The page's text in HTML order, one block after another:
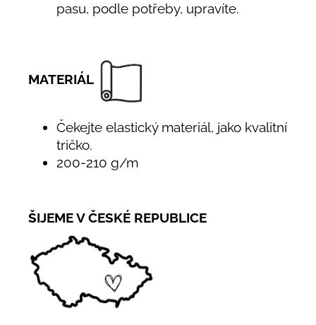
pasu, podle potřeby, upravíte.
MATERIÁL
Čekejte elastický materiál, jako kvalitní
tričko.
200-210 g/m
ŠIJEME V ČESKÉ REPUBLICE